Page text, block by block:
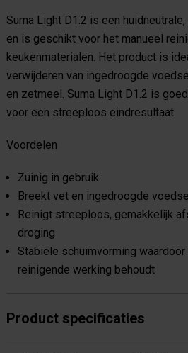
Suma Light D1.2 is een
en is geschikt voor het manueel
keukenmaterialen. Het product is
verwijderen van ingedroogde
en zetmeel. Suma Light D1.2 is
voor een streeploos eindresultaat.
Voordelen
Zuinig in gebruik
Breekt vet en ingedroogde
Reinigt streeploos, gemakkelijk
droging
Stabiele schuimvorming
reinigende werking behoudt
Product specificaties